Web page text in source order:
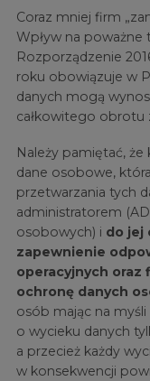
Coraz mniej firm
Wpływ na poważne
Rozporządzenie
roku obowiązuje w
danych mogą
całkowitego
Należy pamiętać, że
dane osobowe,
przetwarzania tych
administratorem
osobowych) i do jej
zapewnienie
operacyjnych oraz
ochronę danych
osób mając na myśli
o wycieku danych
a przecież każdy
w konsekwencji